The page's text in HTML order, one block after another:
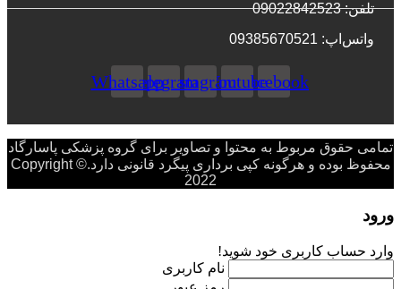
تلفن: 09022842523
واتس‌‌اپ: 09385670521
Facebook
Youtube
Instagram
Telegram
Whatsapp
تمامی حقوق مربوط به محتوا و تصاویر برای گروه پزشکی پاسارگاد
محفوظ بوده و هرگونه کپی برداری پیگرد قانونی دارد.Copyright ©
2022
ورود
وارد حساب کاربری خود شوید!
نام کاربری